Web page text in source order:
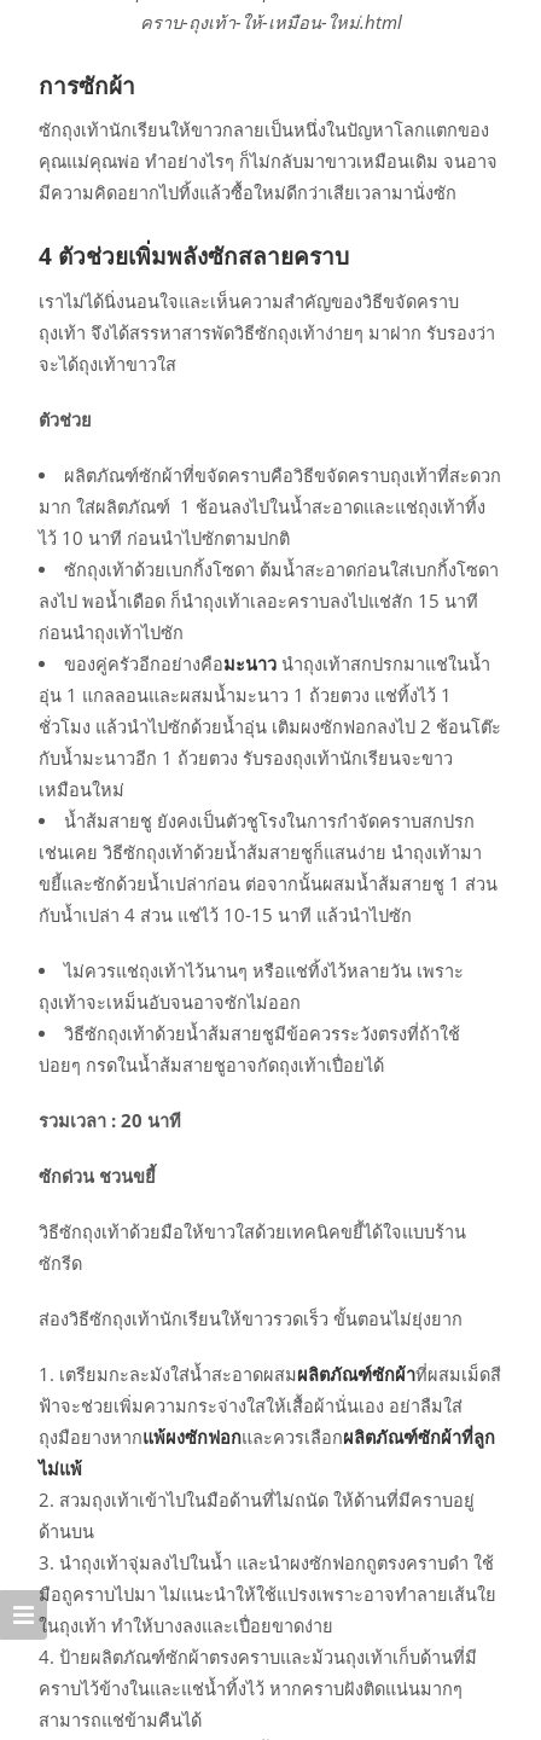
คราบ-ถุงเท้า-ให้-เหมือน-ใหม่.html
การซักผ้า
ซักถุงเท้านักเรียนให้ขาวกลายเป็นหนึ่งในปัญหาโลกแตกของ
คุณแม่คุณพ่อ ทำอย่างไรๆ ก็ไม่กลับมาขาวเหมือนเดิม จนอาจ
มีความคิดอยากไปทิ้งแล้วซื้อใหม่ดีกว่าเสียเวลามานั่งซัก
4 ตัวช่วยเพิ่มพลังซักสลายคราบ
เราไม่ได้นิ่งนอนใจและเห็นความสำคัญของวิธีขจัดคราบ
ถุงเท้า จึงได้สรรหาสารพัดวิธีซักถุงเท้าง่ายๆ มาฝาก รับรองว่า
จะได้ถุงเท้าขาวใส
ตัวช่วย
ผลิตภัณฑ์ซักผ้าที่ขจัดคราบคือวิธีขจัดคราบถุงเท้าที่สะดวก
มาก ใส่ผลิตภัณฑ์ 1 ช้อนลงไปในน้ำสะอาดและแช่ถุงเท้าทิ้ง
ไว้ 10 นาที ก่อนนำไปซักตามปกติ
ซักถุงเท้าด้วยเบกกิ้งโซดา ต้มน้ำสะอาดก่อนใส่เบกกิ้งโซดา
ลงไป พอน้ำเดือด ก็นำถุงเท้าเลอะคราบลงไปแช่สัก 15 นาที
ก่อนนำถุงเท้าไปซัก
ของคู่ครัวอีกอย่างคือมะนาวนำถุงเท้าสกปรกมาแช่ในน้ำ
อุ่น 1 แกลลอนและผสมน้ำมะนาว 1 ถ้วยตวง แช่ทิ้งไว้ 1
ชั่วโมง แล้วนำไปซักด้วยน้ำอุ่น เติมผงซักฟอกลงไป 2 ช้อนโต๊ะ
กับน้ำมะนาวอีก 1 ถ้วยตวง รับรองถุงเท้านักเรียนจะขาว
เหมือนใหม่
น้ำส้มสายชู ยังคงเป็นตัวชูโรงในการกำจัดคราบสกปรก
เช่นเคย วิธีซักถุงเท้าด้วยน้ำส้มสายชูก็แสนง่าย นำถุงเท้ามา
ขยี้และซักด้วยน้ำเปล่าก่อน ต่อจากนั้นผสมน้ำส้มสายชู 1 ส่วน
กับน้ำเปล่า 4 ส่วน แช่ไว้ 10-15 นาที แล้วนำไปซัก
ไม่ควรแช่ถุงเท้าไว้นานๆ หรือแช่ทิ้งไว้หลายวัน เพราะ
ถุงเท้าจะเหม็นอับจนอาจซักไม่ออก
วิธีซักถุงเท้าด้วยน้ำส้มสายชูมีข้อควรระวังตรงที่ถ้าใช้
บ่อยๆ กรดในน้ำส้มสายชูอาจกัดถุงเท้าเปื่อยได้
รวมเวลา :20 นาที
ซักด่วน ชวนขยี้
วิธีซักถุงเท้าด้วยมือให้ขาวใสด้วยเทคนิคขยี้ได้ใจแบบร้าน
ซักรีด
ส่องวิธีซักถุงเท้านักเรียนให้ขาวรวดเร็ว ขั้นตอนไม่ยุ่งยาก
เตรียมกะละมังใส่น้ำสะอาดผสมผลิตภัณฑ์ซักผ้าที่ผสมเม็ดสี
ฟ้าจะช่วยเพิ่มความกระจ่างใสให้เสื้อผ้านั่นเอง อย่าลืมใส่
ถุงมือยางหากแพ้ผงซักฟอกและควรเลือกผลิตภัณฑ์ซักผ้าที่ลูก
ไม่แพ้
สวมถุงเท้าเข้าไปในมือด้านที่ไม่ถนัด ให้ด้านที่มีคราบอยู่
ด้านบน
นำถุงเท้าจุ่มลงไปในน้ำ และนำผงซักฟอกถูตรงคราบดำ ใช้
มือถูคราบไปมา ไม่แนะนำให้ใช้แปรงเพราะอาจทำลายเส้นใย
ในถุงเท้า ทำให้บางลงและเปื่อยขาดง่าย
ป้ายผลิตภัณฑ์ซักผ้าตรงคราบและม้วนถุงเท้าเก็บด้านที่มี
คราบไว้ข้างในและแช่น้ำทิ้งไว้ หากคราบฝังติดแน่นมากๆ
สามารถแช่ข้ามคืนได้